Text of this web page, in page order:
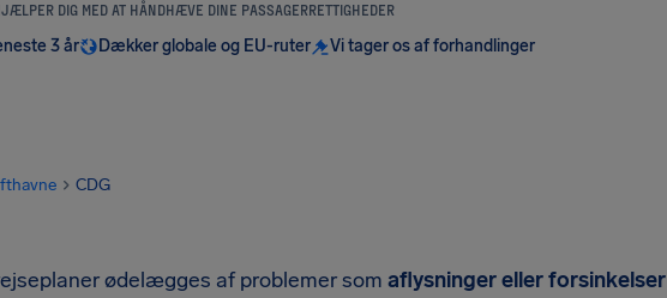
DIG MED AT HÅNDHÆVE DINE PASSAGERRETTIGHEDER
3 år Dækker globale og EU-ruter Vi tager os af forhandlinger
CDG
ødelægges af problemer som aflysninger eller forsinkelser